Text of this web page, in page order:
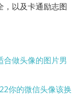
，以及卡通励志图
合做头像的图片男
你的微信头像该换